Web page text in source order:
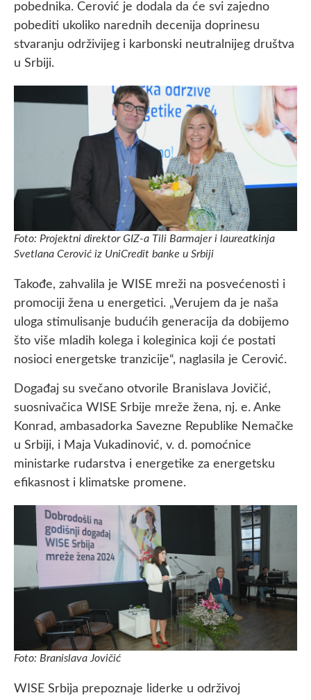
pobednika. Cerović je dodala da će svi zajedno
pobediti ukoliko narednih decenija doprinesu
stvaranju održivijeg i karbonski neutralnijeg društva
u Srbiji.
Foto: Projektni direktor GIZ-a Tili Barmajer i laureatkinja
Svetlana Cerović iz UniCredit banke u Srbiji
Takođe, zahvalila je WISE mreži na posvećenosti i
promociji žena u energetici. „Verujem da je naša
uloga stimulisanje budućih generacija da dobijemo
što više mladih kolega i koleginica koji će postati
nosioci energetske tranzicije“, naglasila je Cerović.
Događaj su svečano otvorile Branislava Jovičić,
suosnivačica WISE Srbije mreže žena, nj. e. Anke
Konrad, ambasadorka Savezne Republike Nemačke
u Srbiji, i Maja Vukadinović, v. d. pomoćnice
ministarke rudarstva i energetike za energetsku
efikasnost i klimatske promene.
Foto: Branislava Jovičić
WISE Srbija prepoznaje liderke u održivoj